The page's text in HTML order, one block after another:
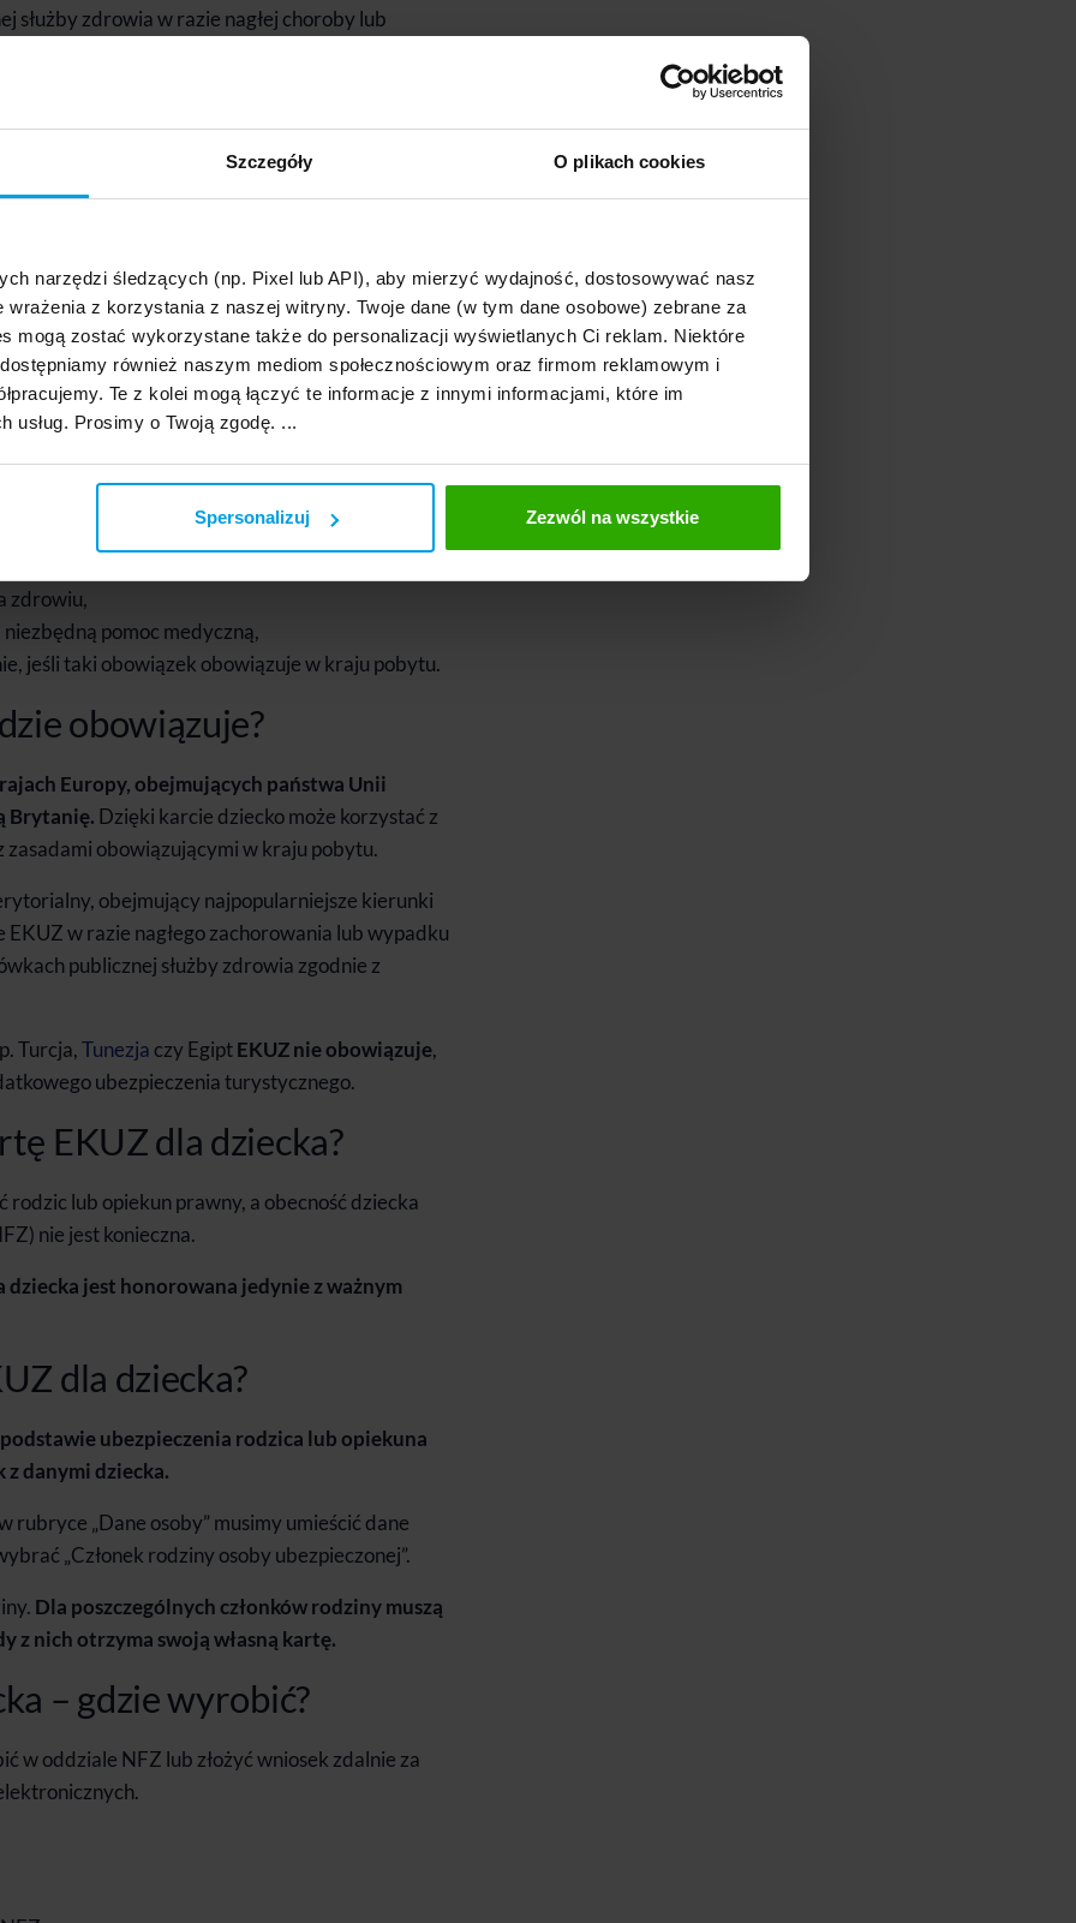
Szczegóły O plikach cookies
narzędzi śledzących (np. Pixel lub API), aby mierzyć wydajność, dostosowywać nasz
wrażenia z korzystania z naszej witryny. Twoje dane (w tym dane osobowe) zebrane za
mogą zostać wykorzystane także do personalizacji wyświetlanych Ci reklam. Niektóre
również naszym mediom społecznościowym oraz firmom reklamowym i
Te z kolei mogą łączyć te informacje z innymi informacjami, które im
usług. Prosimy o Twoją zgodę. ...
Spersonalizuj Zezwól na wszystkie
służby zdrowia w razie nagłej choroby lub
z nagłym leczeniem za granicą,
wakacji, jak i samodzielnych wyjazdów
wniosku.
usług medycznych na takich samych prawach,
przebywamy. Zatem jeżeli w danym kraju
to także będziemy zobowiązani ponieść
nie refunduje?
Polski,
medycznych,
zdrowiu,
pomoc medyczną,
jeśli taki obowiązek obowiązuje w kraju pobytu.
obowiązuje?
Europy, obejmujących państwa Unii
Brytanię. Dzięki karcie dziecko może korzystać z
obowiązującymi w kraju pobytu.
obejmujący najpopularniejsze kierunki
w razie nagłego zachorowania lub wypadku
publicznej służby zdrowia zgodnie z
Turcja,Tunezja czy EgiptEKUZ nie obowiązuje,
ubezpieczenia turystycznego.
EKUZ dla dziecka?
lub opiekun prawny, a obecność dziecka
nie jest konieczna.
dziecka jest honorowana jedynie z ważnym
dla dziecka?
ubezpieczenia rodzica lub opiekuna
z danymi dziecka.
„Dane osoby” musimy umieścić dane
„Członek rodziny osoby ubezpieczonej”.
Dla poszczególnych członków rodziny muszą
z nich otrzyma swoją własną kartę.
– gdzie wyrobić?
w oddziale NFZ lub złożyć wniosek zdalnie za